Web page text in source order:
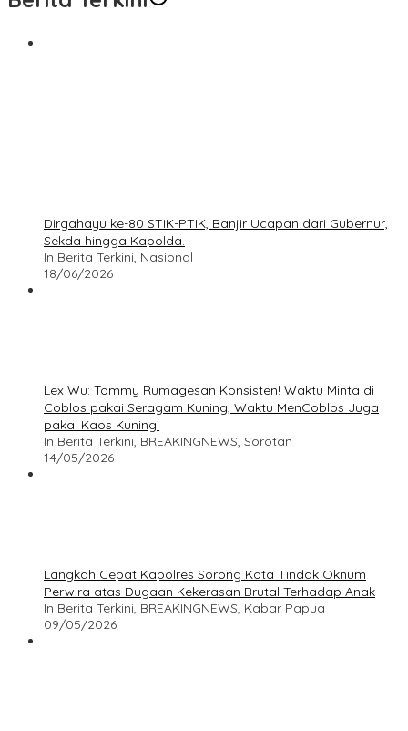
Dirgahayu ke-80 STIK-PTIK, Banjir Ucapan dari Gubernur,
Sekda hingga Kapolda.
In Berita Terkini, Nasional
18/06/2026
Lex Wu: Tommy Rumagesan Konsisten! Waktu Minta di
Coblos pakai Seragam Kuning, Waktu MenCoblos Juga
pakai Kaos Kuning.
In Berita Terkini, BREAKINGNEWS, Sorotan
14/05/2026
Langkah Cepat Kapolres Sorong Kota Tindak Oknum
Perwira atas Dugaan Kekerasan Brutal Terhadap Anak
In Berita Terkini, BREAKINGNEWS, Kabar Papua
09/05/2026